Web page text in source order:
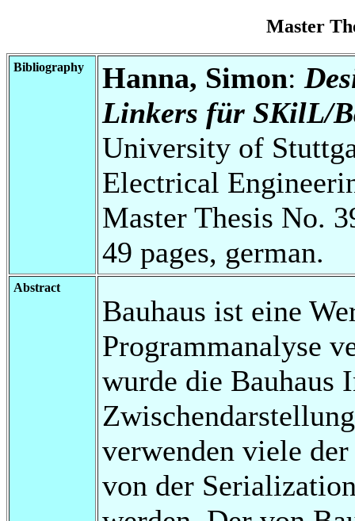
Master
Bibliography Hanna, Simon:
Linkers für SKilL/
University of
Electrical
Master Thesis No.
49 pages, german.
Abstract
Bauhaus ist eine
Programmanalyse
wurde die Bauhaus
verwenden viele
von der